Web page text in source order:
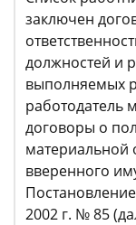
заключен
должностей и
выполняемых
работодатель
договоры о
материальной
вверенного
2002 г. № 85